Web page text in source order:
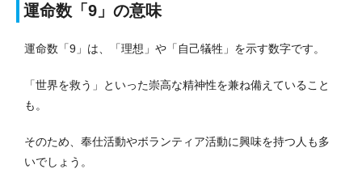
運命数「9」の意味
運命数「9」は、「理想」や「自己犠牲」を示す数字です。
「世界を救う」といった崇高な精神性を兼ね備えていること
も。
そのため、奉仕活動やボランティア活動に興味を持つ人も多
いでしょう。